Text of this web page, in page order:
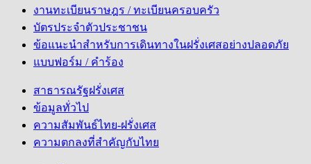
งานทะเบียนราษฎร / ทะเบียนครอบครัว
บัตรประจำตัวประชาชน
ข้อแนะนำสำหรับการเดินทางในฝรั่งเศสอย่างปลอดภัย
แบบฟอร์ม / คำร้อง
สาธารณรัฐฝรั่งเศส
ข้อมูลทั่วไป
ความสัมพันธ์ไทย-ฝรั่งเศส
ความตกลงที่สำคัญกับไทย